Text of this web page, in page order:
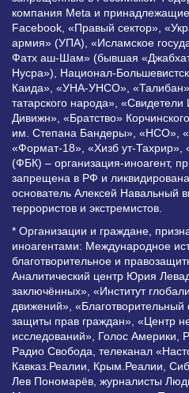
компания Meta и
Facebook, «Правый сектор»,
армия» (УПА), «Исламское
Фатх аш-Шам» (бывшая
Нусра»), Национал-
Каида», «УНА-УНСО»,
татарского народа»,
Дивижн», «Братство»
им. Степана Бандеры», «НСО»,
«Формат-18», «Хизб ут-Тахрир»,
(ФБК) – организация-иноагент,
запрещена в РФ и
основатель Алексей Навальный
террористов и экстремистов.
* Организации и граждане,
иноагентами: Международное
благотворительное и
Аналитический центр Юрия
заключённых», «Институт
движений»,
защиты прав граждан», «Центр
исследований», Голос Америки,
Радио Свобода, телеканал
Кавказ.Реалии, Крым.Реалии,
Лев Пономарёв, журналисты